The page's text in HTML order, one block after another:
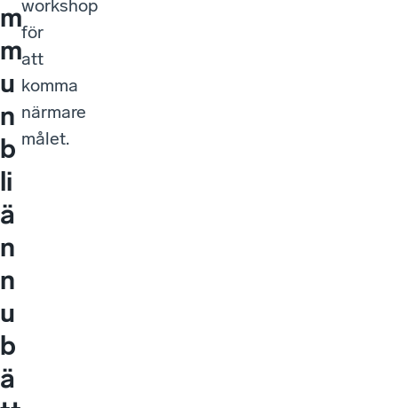
m
m
u
n
b
li
ä
n
n
u
b
ä
workshop
för
att
komma
närmare
målet.